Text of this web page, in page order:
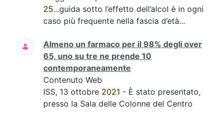
25...guida sotto l’effetto dell’alcol è in ogni
caso più frequente nella fascia d’età...
Almeno un farmaco per il 98% degli over
65, uno su tre ne prende 10
contemporaneamente
Contenuto Web
ISS, 13 ottobre 2021 - È stato presentato,
presso la Sala delle Colonne del Centro